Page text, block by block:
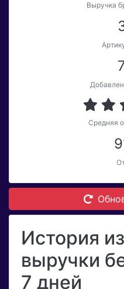
Выручка
Средняя
История
выручки
7 дней